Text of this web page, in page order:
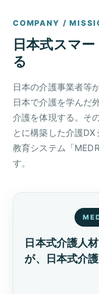
COMPANY /
日本式スマ
る
日本の介護事業者等
日本で介護を学んだ
介護を体現する。そ
とに構築した介護
教育システム「
す。
日本式介護人
が、
日本式介